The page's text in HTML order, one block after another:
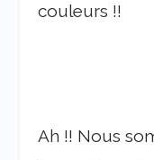
couleurs !!
Ah !! Nous